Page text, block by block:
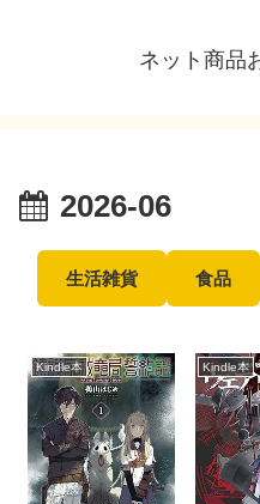
ネット商品
2026-06
生活雑貨 食品
Kindle本 Kindle本